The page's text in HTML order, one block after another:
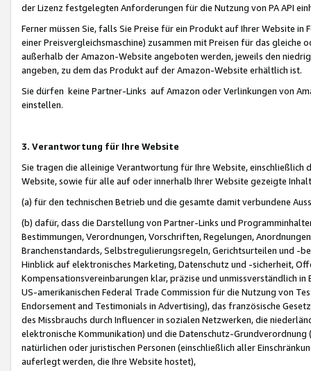
der Lizenz festgelegten Anforderungen für die Nutzung von PA API
Ferner müssen Sie, falls Sie Preise für ein Produkt auf Ihrer Website
einer Preisvergleichsmaschine) zusammen mit Preisen für das
außerhalb der Amazon-Website angeboten werden, jeweils den
angeben, zu dem das Produkt auf der Amazon-Website erhältlich ist.
Sie dürfen keine Partner-Links auf Amazon oder Verlinkungen von
einstellen.
3. Verantwortung für Ihre Website
Sie tragen die alleinige Verantwortung für Ihre Website,
Website, sowie für alle auf oder innerhalb Ihrer Website gezeigte
(a) für den technischen Betrieb und die gesamte damit verbundene
(b) dafür, dass die Darstellung von Partner-Links und
Bestimmungen, Verordnungen, Vorschriften, Regelungen,
Branchenstandards, Selbstregulierungsregeln, Gerichtsurteilen und -
Hinblick auf elektronisches Marketing, Datenschutz und -sicherheit,
Kompensationsvereinbarungen klar, präzise und unmissverständlich
US-amerikanischen Federal Trade Commission für die Nutzung von
Endorsement and Testimonials in Advertising), das französische
des Missbrauchs durch Influencer in sozialen Netzwerken, die
elektronische Kommunikation) und die Datenschutz-
natürlichen oder juristischen Personen (einschließlich aller
auferlegt werden, die Ihre Website hostet),